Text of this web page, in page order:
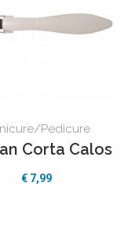
Pedicure
Corta Calos
€ 7,99